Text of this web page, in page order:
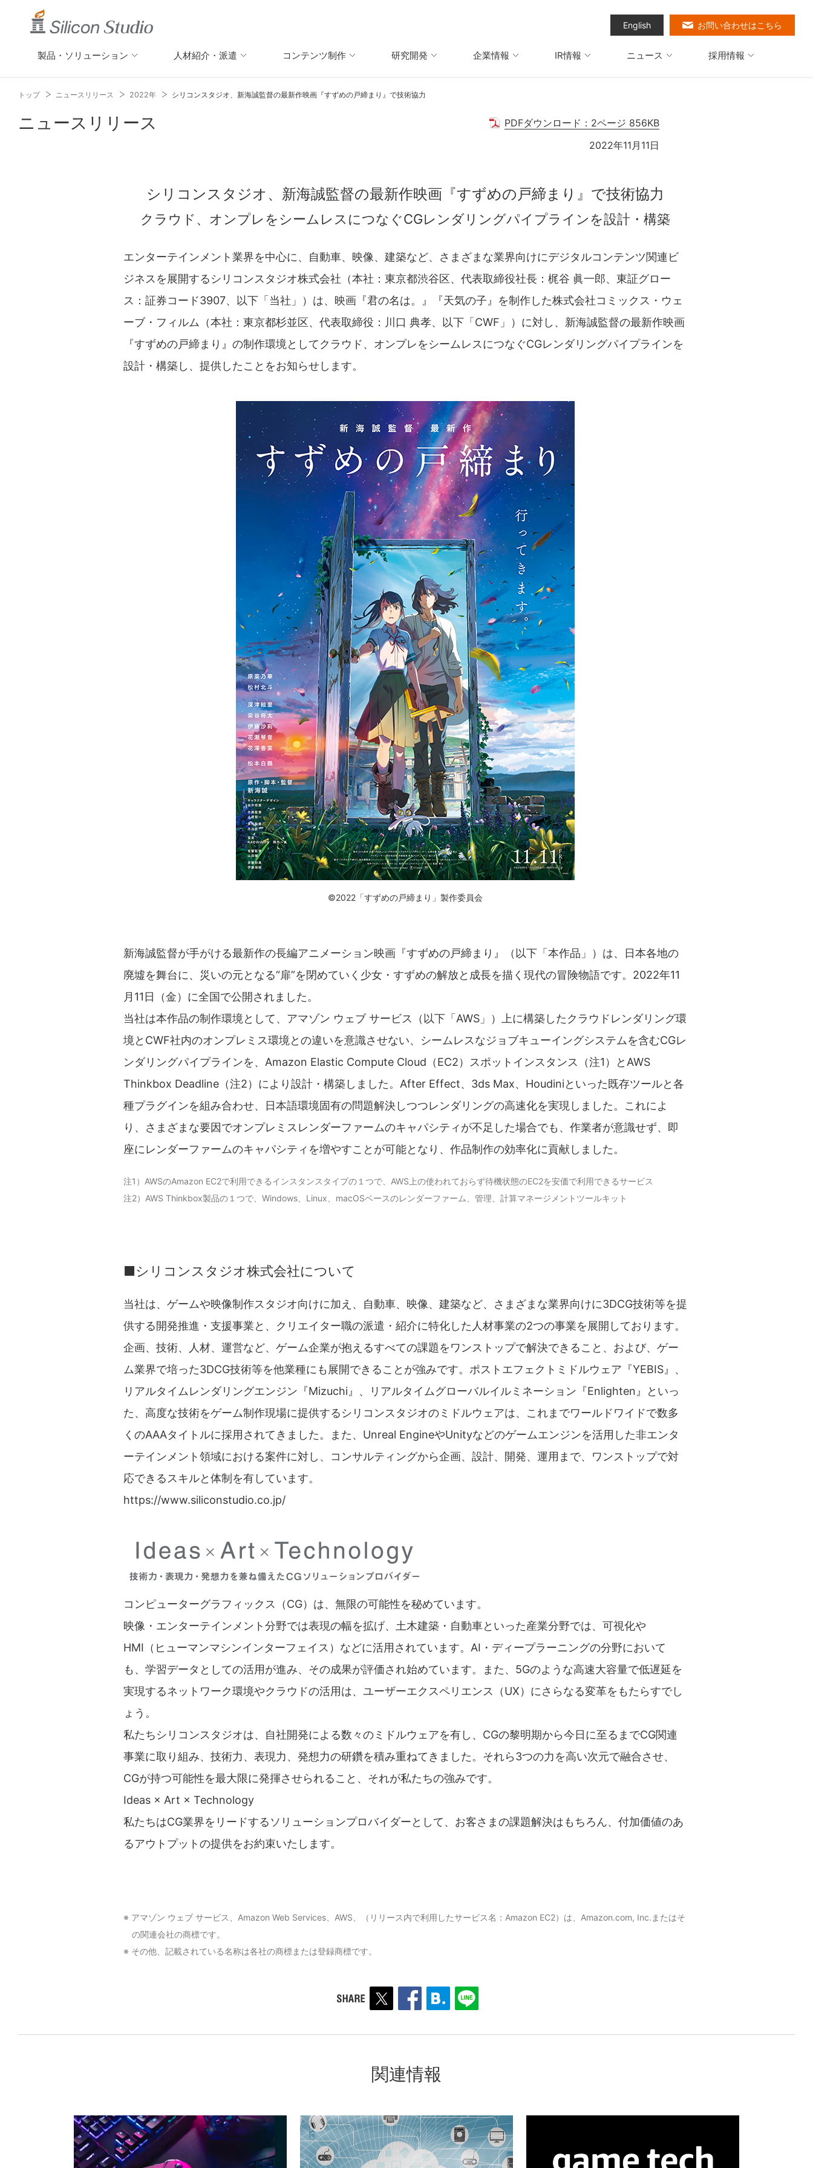
製品・ソリューション 人材紹介・派遣 コンテンツ制作 研究開発 企業情報 IR情報 ニュース 採用情報
English お問い合わせはこちら
トップ ニュースリリース 2022年 シリコンスタジオ、新海誠監督の最新作映画『すずめの戸締まり』で技術協力
ニュースリリース
PDFダウンロード：2ページ 856KB
2022年11月11日
シリコンスタジオ、新海誠監督の最新作映画『すずめの戸締まり』で技術協力
クラウド、オンプレをシームレスにつなぐCGレンダリングパイプラインを設計・構築
エンターテインメント業界を中心に、自動車、映像、建築など、さまざまな業界向けにデジタルコンテンツ関連ビ
ジネスを展開するシリコンスタジオ株式会社（本社：東京都渋谷区、代表取締役社長：梶谷 眞一郎、東証グロー
ス：証券コード3907、以下「当社」）は、映画『君の名は。』『天気の子』を制作した株式会社コミックス・ウェ
ーブ・フィルム（本社：東京都杉並区、代表取締役：川口 典孝、以下「CWF」）に対し、新海誠監督の最新作映画
『すずめの戸締まり』の制作環境としてクラウド、オンプレをシームレスにつなぐCGレンダリングパイプラインを
設計・構築し、提供したことをお知らせします。
©2022「すずめの戸締まり」製作委員会
新海誠監督が手がける最新作の長編アニメーション映画『すずめの戸締まり』（以下「本作品」）は、日本各地の
廃墟を舞台に、災いの元となる“扉”を閉めていく少女・すずめの解放と成長を描く現代の冒険物語です。2022年11
月11日（金）に全国で公開されました。
当社は本作品の制作環境として、アマゾン ウェブ サービス（以下「AWS」）上に構築したクラウドレンダリング環
境とCWF社内のオンプレミス環境との違いを意識させない、シームレスなジョブキューイングシステムを含むCGレ
ンダリングパイプラインを、Amazon Elastic Compute Cloud（EC2）スポットインスタンス（注1）とAWS
Thinkbox Deadline（注2）により設計・構築しました。After Effect、3ds Max、Houdiniといった既存ツールと各
種プラグインを組み合わせ、日本語環境固有の問題解決しつつレンダリングの高速化を実現しました。これによ
り、さまざまな要因でオンプレミスレンダーファームのキャパシティが不足した場合でも、作業者が意識せず、即
座にレンダーファームのキャパシティを増やすことが可能となり、作品制作の効率化に貢献しました。
注1）AWSのAmazon EC2で利用できるインスタンスタイプの１つで、AWS上の使われておらず待機状態のEC2を安価で利用できるサービス
注2）AWS Thinkbox製品の１つで、Windows、Linux、macOSベースのレンダーファーム、管理、計算マネージメントツールキット
■シリコンスタジオ株式会社について
当社は、ゲームや映像制作スタジオ向けに加え、自動車、映像、建築など、さまざまな業界向けに3DCG技術等を提
供する開発推進・支援事業と、クリエイター職の派遣・紹介に特化した人材事業の2つの事業を展開しております。
企画、技術、人材、運営など、ゲーム企業が抱えるすべての課題をワンストップで解決できること、および、ゲー
ム業界で培った3DCG技術等を他業種にも展開できることが強みです。ポストエフェクトミドルウェア『YEBIS』、
リアルタイムレンダリングエンジン『Mizuchi』、リアルタイムグローバルイルミネーション『Enlighten』といっ
た、高度な技術をゲーム制作現場に提供するシリコンスタジオのミドルウェアは、これまでワールドワイドで数多
くのAAAタイトルに採用されてきました。また、Unreal EngineやUnityなどのゲームエンジンを活用した非エンタ
ーテインメント領域における案件に対し、コンサルティングから企画、設計、開発、運用まで、ワンストップで対
応できるスキルと体制を有しています。
https://www.siliconstudio.co.jp/
コンピューターグラフィックス（CG）は、無限の可能性を秘めています。
映像・エンターテインメント分野では表現の幅を拡げ、土木建築・自動車といった産業分野では、可視化や
HMI（ヒューマンマシンインターフェイス）などに活用されています。AI・ディープラーニングの分野において
も、学習データとしての活用が進み、その成果が評価され始めています。また、5Gのような高速大容量で低遅延を
実現するネットワーク環境やクラウドの活用は、ユーザーエクスペリエンス（UX）にさらなる変革をもたらすでし
ょう。
私たちシリコンスタジオは、自社開発による数々のミドルウェアを有し、CGの黎明期から今日に至るまでCG関連
事業に取り組み、技術力、表現力、発想力の研鑽を積み重ねてきました。それら3つの力を高い次元で融合させ、
CGが持つ可能性を最大限に発揮させられること、それが私たちの強みです。
Ideas × Art × Technology
私たちはCG業界をリードするソリューションプロバイダーとして、お客さまの課題解決はもちろん、付加価値のあ
るアウトプットの提供をお約束いたします。
※ アマゾン ウェブ サービス、Amazon Web Services、AWS、（リリース内で利用したサービス名：Amazon EC2）は、Amazon.com, Inc.またはそ
の関連会社の商標です。
※ その他、記載されている名称は各社の商標または登録商標です。
関連情報